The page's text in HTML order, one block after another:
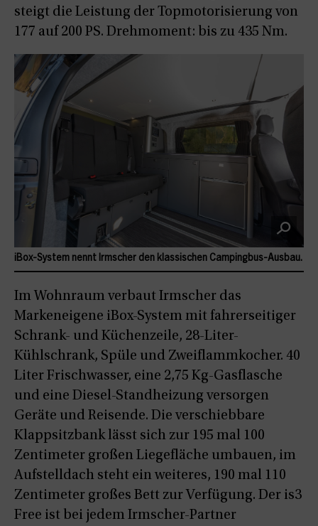
steigt die Leistung der Topmotorisierung von
177 auf 200 PS. Drehmoment: bis zu 435 Nm.
Im Wohnraum verbaut Irmscher das
Markeneigene iBox-System mit fahrerseitiger
Schrank- und Küchenzeile, 28-Liter-
Kühlschrank, Spüle und Zweiflammkocher. 40
Liter Frischwasser, eine 2,75 Kg-Gasflasche
und eine Diesel-Standheizung versorgen
Geräte und Reisende. Die verschiebbare
Klappsitzbank lässt sich zur 195 mal 100
Zentimeter großen Liegefläche umbauen, im
Aufstelldach steht ein weiteres, 190 mal 110
Zentimeter großes Bett zur Verfügung. Der is3
Free ist bei jedem Irmscher-Partner
iBox-System nennt Irmscher den klassischen Campingbus-Ausbau.